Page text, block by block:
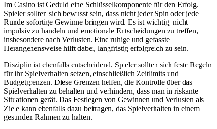
Im Casino ist Geduld eine Schlüsselkomponente für den Erfolg.
Spieler sollten sich bewusst sein, dass nicht jeder Spin oder jede
Runde sofortige Gewinne bringen wird. Es ist wichtig, nicht
impulsiv zu handeln und emotionale Entscheidungen zu treffen,
insbesondere nach Verlusten. Eine ruhige und gefasste
Herangehensweise hilft dabei, langfristig erfolgreich zu sein.
Disziplin ist ebenfalls entscheidend. Spieler sollten sich feste Regeln
für ihr Spielverhalten setzen, einschließlich Zeitlimits und
Budgetgrenzen. Diese Grenzen helfen, die Kontrolle über das
Spielverhalten zu behalten und verhindern, dass man in riskante
Situationen gerät. Das Festlegen von Gewinnen und Verlusten als
Ziele kann ebenfalls dazu beitragen, das Spielverhalten in einem
gesunden Rahmen zu halten.